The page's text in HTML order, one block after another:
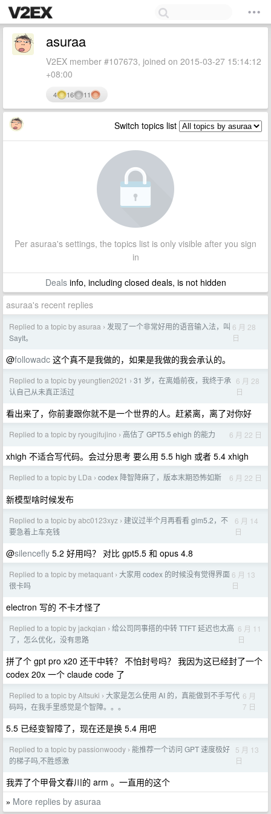
asuraa
V2EX member #107673, joined on 2015-03-27 15:14:12
+08:00
4 16 11
Switch topics list
Per asuraa's settings, the topics list is only visible after you sign
in
Dealsinfo, including closed deals, is not hidden
asuraa's recent replies
Replied to a topic by asuraa › 发现了一个非常好用的语音输入法，叫
SayIt。
6 月 28
日
@followadc 这个真不是我做的，如果是我做的我会承认的。
Replied to a topic by yeungtien2021 › 31 岁，在离婚前夜，我终于承
认自己从未真正活过
6 月 28
日
看出来了，你前妻跟你就不是一个世界的人。赶紧离，离了对你好
Replied to a topic by ryougifujino › 高估了 GPT5.5 ehigh 的能力 6 月 22 日
xhigh 不适合写代码。会过分思考 要么用 5.5 high 或者 5.4 xhigh
Replied to a topic by LDa › codex 降智降麻了，版本末期恐怖如斯 6 月 22 日
新模型啥时候发布
Replied to a topic by abc0123xyz › 建议过半个月再看看 glm5.2，不
要急着上车充钱
6 月 14
日
@silencefly 5.2 好用吗？ 对比 gpt5.5 和 opus 4.8
Replied to a topic by metaquant › 大家用 codex 的时候没有觉得界面
很卡吗
6 月 13
日
electron 写的 不卡才怪了
Replied to a topic by jackqian › 给公司同事搭的中转 TTFT 延迟也太高
了，怎么优化，没有思路
6 月 11
日
拼了个 gpt pro x20 还干中转？ 不怕封号吗？ 我因为这已经封了一个
codex 20x 一个 claude code 了
Replied to a topic by AItsuki › 大家是怎么使用 AI 的，真能做到不手写代
码吗，在我手里感觉是个智障。。。
6 月
7 日
5.5 已经变智障了，现在还是换 5.4 用吧
Replied to a topic by passionwoody › 能推荐一个访问 GPT 速度极好
的梯子吗,不胜感激
5 月 13
日
我弄了个甲骨文春川的 arm 。一直用的这个
» More replies by asuraa